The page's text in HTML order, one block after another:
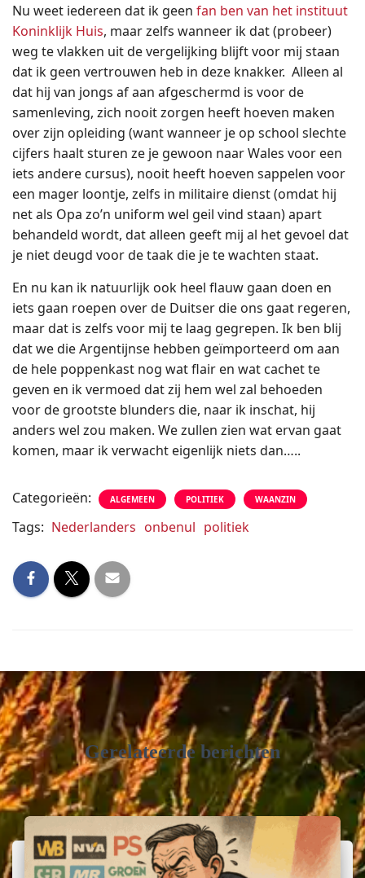
Nu weet iedereen dat ik geen fan ben van het instituut
Koninklijk Huis, maar zelfs wanneer ik dat (probeer)
weg te vlakken uit de vergelijking blijft voor mij staan
dat ik geen vertrouwen heb in deze knakker. Alleen al
dat hij van jongs af aan afgeschermd is voor de
samenleving, zich nooit zorgen heeft hoeven maken
over zijn opleiding (want wanneer je op school slechte
cijfers haalt sturen ze je gewoon naar Wales voor een
iets andere cursus), nooit heeft hoeven sappelen voor
een mager loontje, zelfs in militaire dienst (omdat hij
net als Opa zo’n uniform wel geil vind staan) apart
behandeld wordt, dat alleen geeft mij al het gevoel dat
je niet deugd voor de taak die je te wachten staat.
En nu kan ik natuurlijk ook heel flauw gaan doen en
iets gaan roepen over de Duitser die ons gaat regeren,
maar dat is zelfs voor mij te laag gegrepen. Ik ben blij
dat we die Argentijnse hebben geïmporteerd om aan
de hele poppenkast nog wat flair en wat cachet te
geven en ik vermoed dat zij hem wel zal behoeden
voor de grootste blunders die, naar ik inschat, hij
anders wel zou maken. We zullen zien wat ervan gaat
komen, maar ik verwacht eigenlijk niets dan…..
Categorieën: ALGEMEEN POLITIEK WAANZIN
Tags: Nederlanders onbenul politiek
Gerelateerde berichten